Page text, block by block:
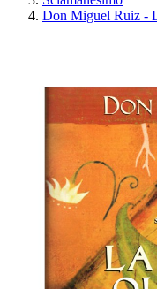
Don Miguel Ruiz -